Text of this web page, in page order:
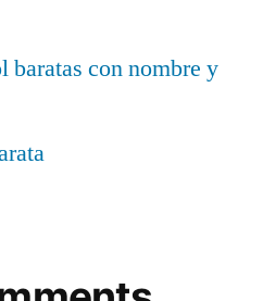
baratas con nombre y